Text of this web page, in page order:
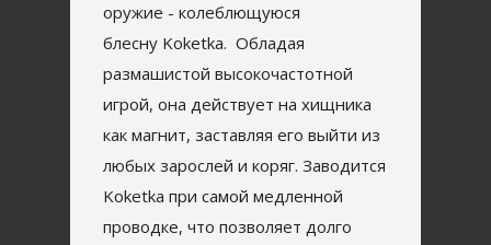
оружие - колеблющуюся
блесну Koketka. Обладая
размашистой высокочастотной
игрой, она действует на хищника
как магнит, заставляя его выйти из
любых зарослей и коряг. Заводится
Koketka при самой медленной
проводке, что позволяет долго